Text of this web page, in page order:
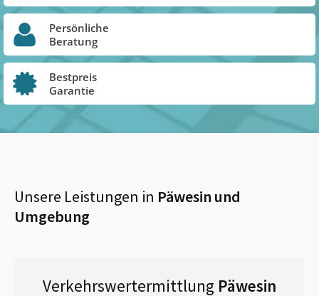
Persönliche
Beratung
Bestpreis
Garantie
Unsere Leistungen in Päwesin und
Umgebung
Verkehrswertermittlung Päwesin